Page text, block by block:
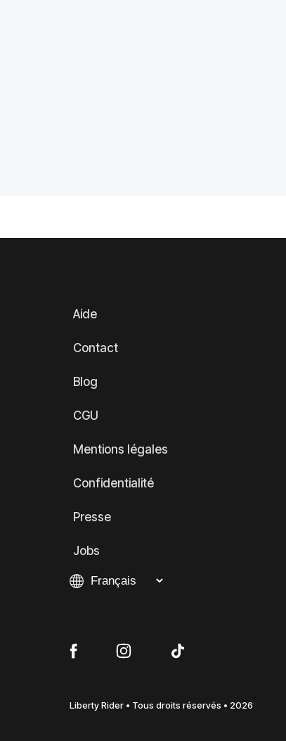
Aide
Contact
Blog
CGU
Mentions légales
Confidentialité
Presse
Jobs
Liberty Rider • Tous droits réservés • 2026